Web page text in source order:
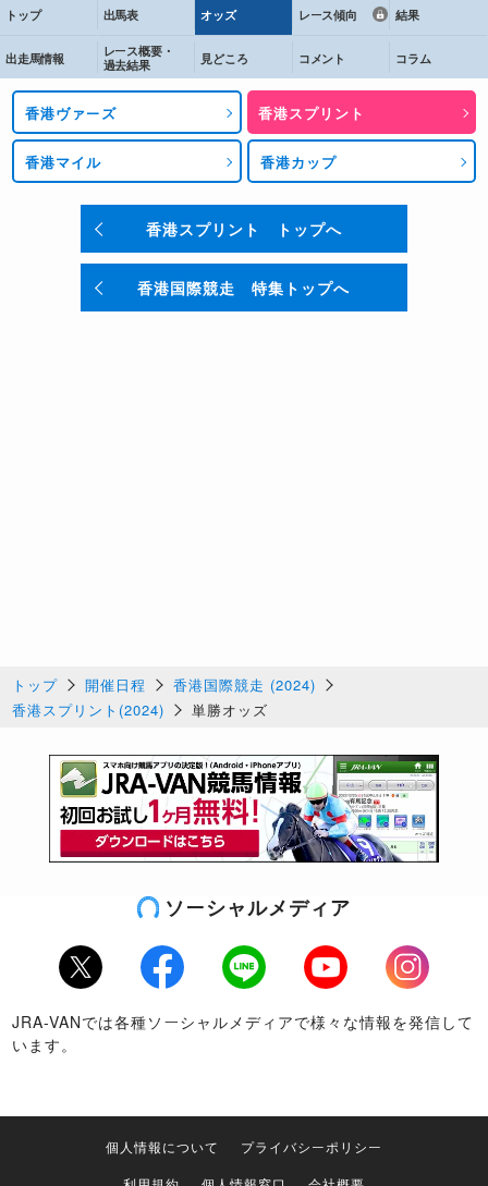
トップ 出馬表 オッズ レース傾向 結果
出走馬情報
レース概要・
過去結果
見どころ コメント コラム
香港ヴァーズ 香港スプリント
香港マイル 香港カップ
香港スプリント トップへ
香港国際競走 特集トップへ
トップ 開催日程
香港国際競走 (2024)
香港スプリント(2024)
単勝オッズ
ソーシャルメディア
Twitter Facebook LINE Youtube
Instagram
JRA-VANでは各種ソーシャルメディアで様々な情報を発信して
います。
個人情報について
プライバシーポリシー